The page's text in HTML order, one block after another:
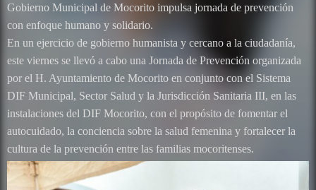
Gobierno Municipal de Mocorito impulsa jornada de prevención
con enfoque humano y solidario.
En un ejercicio de gobierno humanista y cercano a la ciudadanía,
este viernes se llevó a cabo una Jornada de Prevención organizada
por el H. Ayuntamiento de Mocorito en conjunto con el Sistema
DIF Municipal, Sector Salud y la Jurisdicción Sanitaria III, en las
instalaciones del DIF Mocorito, con el propósito de fomentar el
autocuidado, la conciencia sobre la salud femenina y fortalecer la
cultura de la prevención entre las familias mocoritenses.